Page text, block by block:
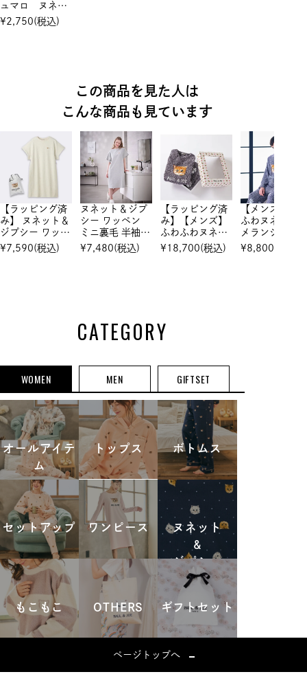
ュマロ ヌネッ
ト刺繍巾着入り
¥2,750(税込)
この商品を見た人は
こんな商品も見ています
【ラッピング済
み】 ヌネット＆
ジプシー ワッペ
ン ミニ裏毛 半
袖ワンピース
¥ 7,590(税込)
ヌネット＆ジプ
シー ワッペン
ミニ裏毛 半袖ワ
ンピース
¥ 7,480(税込)
【ラッピング済
み】【メンズ】
ふわふわヌネッ
ト メランジモ
ールヤーンジャ
¥ 18,700(税込)
【メンズ】ふわ
ふわヌネット
メランジモール
ヤーンジャカー
ド プルオーバ
¥8,800
CATEGORY
WOMEN MEN GIFTSET
オールアイテ
ム
トップス ボトムス
セットアップ ワンピース
ヌネット
&
ジプシー
もこもこ OTHERS ギフトセット
ページトップへ